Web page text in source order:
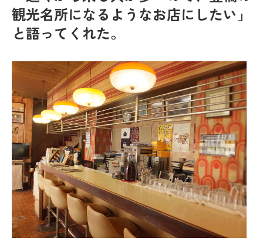
観光名所になるようなお店にしたい」
と語ってくれた。